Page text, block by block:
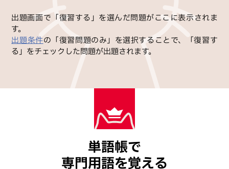
出題画面で「復習する」を選んだ問題がここに表示されま
す。
出題条件の「復習問題のみ」を選択することで、「復習す
る」をチェックした問題が出題されます。
単語帳で
専門用語を覚える